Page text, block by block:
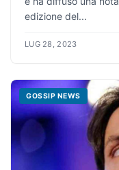
edizione del...
LUG 28, 2023
GOSSIP NEWS